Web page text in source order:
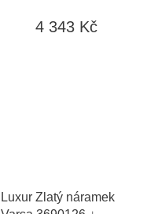
4 343 Kč
Luxur Zlatý náramek